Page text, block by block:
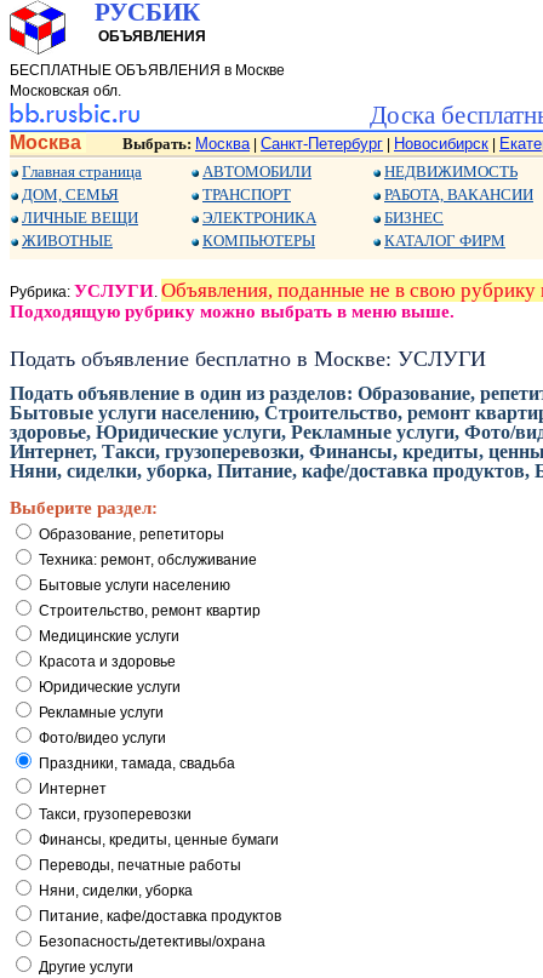
РУСБИК
ОБЪЯВЛЕНИЯ
БЕСПЛАТНЫЕ ОБЪЯВЛЕНИЯ в Москве
Московская обл.
Доска
Москва Выбрать: Москва| Санкт-Петербург Новосибирск
Главная страница
ДОМ, СЕМЬЯ
ЛИЧНЫЕ ВЕЩИ
ЖИВОТНЫЕ
АВТОМОБИЛИ
ТРАНСПОРТ
ЭЛЕКТРОНИКА
КОМПЬЮТЕРЫ
НЕДВИЖИМОСТЬ
РАБОТА, ВАКАНСИИ
БИЗНЕС
КАТАЛОГ ФИРМ
Рубрика: УСЛУГИ. Объявления, поданные не в свою
Подходящую рубрику можно выбрать в меню выше.
Подать объявление бесплатно в Москве: УСЛУГИ
Подать объявление в один из разделов: Образование,
Бытовые услуги населению, Строительство, ремонт
здоровье, Юридические услуги, Рекламные услуги, Фото/
Интернет, Такси, грузоперевозки, Финансы, кредиты,
Няни, сиделки, уборка, Питание, кафе/доставка продуктов,
Выберите раздел:
Образование, репетиторы
Техника: ремонт, обслуживание
Бытовые услуги населению
Строительство, ремонт квартир
Медицинские услуги
Красота и здоровье
Юридические услуги
Рекламные услуги
Фото/видео услуги
Праздники, тамада, свадьба
Интернет
Такси, грузоперевозки
Финансы, кредиты, ценные бумаги
Переводы, печатные работы
Няни, сиделки, уборка
Питание, кафе/доставка продуктов
Безопасность/детективы/охрана
Другие услуги